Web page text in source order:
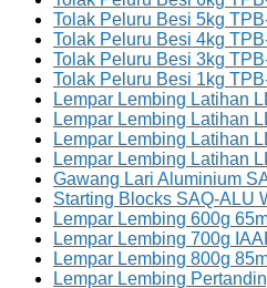
Tolak Peluru Besi 5kg
Tolak Peluru Besi 4kg
Tolak Peluru Besi 3kg
Tolak Peluru Besi 1kg
Lempar Lembing Latihan
Lempar Lembing Latihan
Lempar Lembing Latihan
Lempar Lembing Latihan
Gawang Lari Aluminium
Starting Blocks SAQ-ALU
Lempar Lembing 600g
Lempar Lembing 700g
Lempar Lembing 800g
Lempar Lembing